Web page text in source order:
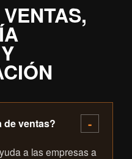
de ventas?
a las empresas a